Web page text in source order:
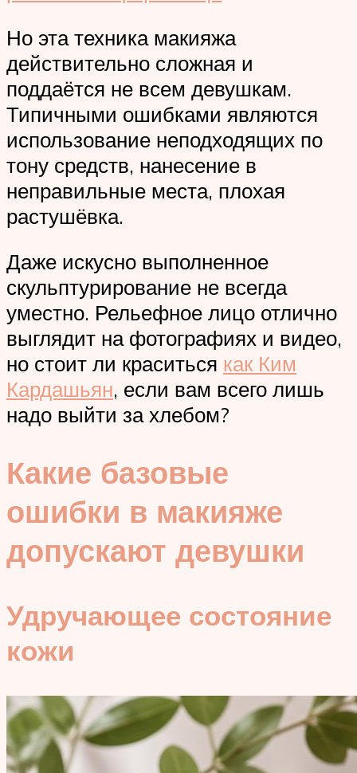
Но эта техника макияжа
действительно сложная и
поддаётся не всем девушкам.
Типичными ошибками являются
использование неподходящих по
тону средств, нанесение в
неправильные места, плохая
растушёвка.
Даже искусно выполненное
скульптурирование не всегда
уместно. Рельефное лицо отлично
выглядит на фотографиях и видео,
но стоит ли краситься как Ким
Кардашьян, если вам всего лишь
надо выйти за хлебом?
Какие базовые
ошибки в макияже
допускают девушки
Удручающее состояние
кожи